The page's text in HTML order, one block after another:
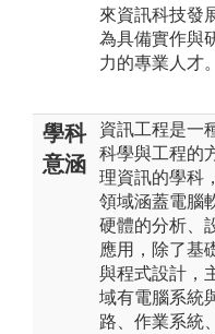
來資訊科技發
為具備實作與
力的專業人才。
學科
意涵
資訊工程是一
科學與工程的
理資訊的學科
領域涵蓋電腦
硬體的分析、
應用，除了基
與程式設計，
域有電腦系統
路、作業系統